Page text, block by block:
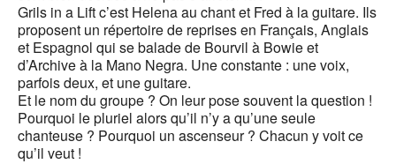
Grils in a Lift c’est Helena au chant et Fred à la guitare. Ils
proposent un répertoire de reprises en Français, Anglais
et Espagnol qui se balade de Bourvil à Bowie et
d’Archive à la Mano Negra. Une constante : une voix,
parfois deux, et une guitare.
Et le nom du groupe ? On leur pose souvent la question !
Pourquoi le pluriel alors qu’il n’y a qu’une seule
chanteuse ? Pourquoi un ascenseur ? Chacun y voit ce
qu’il veut !